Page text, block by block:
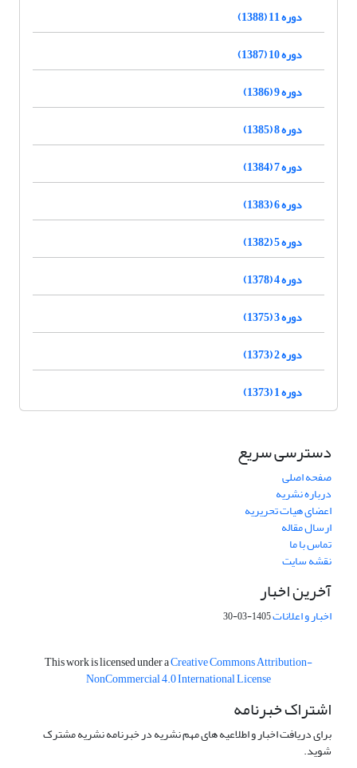
دوره 11 (1388)
دوره 10 (1387)
دوره 9 (1386)
دوره 8 (1385)
دوره 7 (1384)
دوره 6 (1383)
دوره 5 (1382)
دوره 4 (1378)
دوره 3 (1375)
دوره 2 (1373)
دوره 1 (1373)
دسترسی سریع
صفحه اصلی
درباره نشریه
اعضای هیات تحریریه
ارسال مقاله
تماس با ما
نقشه سایت
آخرین اخبار
اخبار و اعلانات1405-03-30
This work is licensed under aCreative Commons Attribution-
NonCommercial 4.0 International License
اشتراک خبرنامه
برای دریافت اخبار و اطلاعیه های مهم نشریه در خبرنامه نشریه مشترک
شوید.